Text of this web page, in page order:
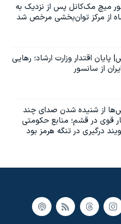
میچ مک‌کانل پس از نزدیک به
از مرکز توان‌بخشی مرخص شد
پایان اقتدار وزارت ارشاد؛ رهایی
از سانسور
از شنیده شدن صدای چند
قوی در قشم؛ منابع حکومتی
درگیری در تنگه هرمز بود